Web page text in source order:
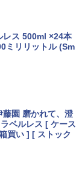
式対応
8265U NVMeS
カメラ内蔵
Office Windows
ソコン
持ち運び サブ
3年保証 EVICI
ン 8/12 10時ま
モニター 24.5
FHD フリ
ブルーライト
Adaptive-Sync
マクス
[ ナガノ ]
全18巻 村枝賢
セット マンガ
】AOKIMI ワイヤ
大36時間再生 ぶ
スポーツ/通勤/通
ス 500ml ×24本
ミリリットル (Sm
園 磨かれて、澄
ベルレス [ ケース
買い ] [ ストック